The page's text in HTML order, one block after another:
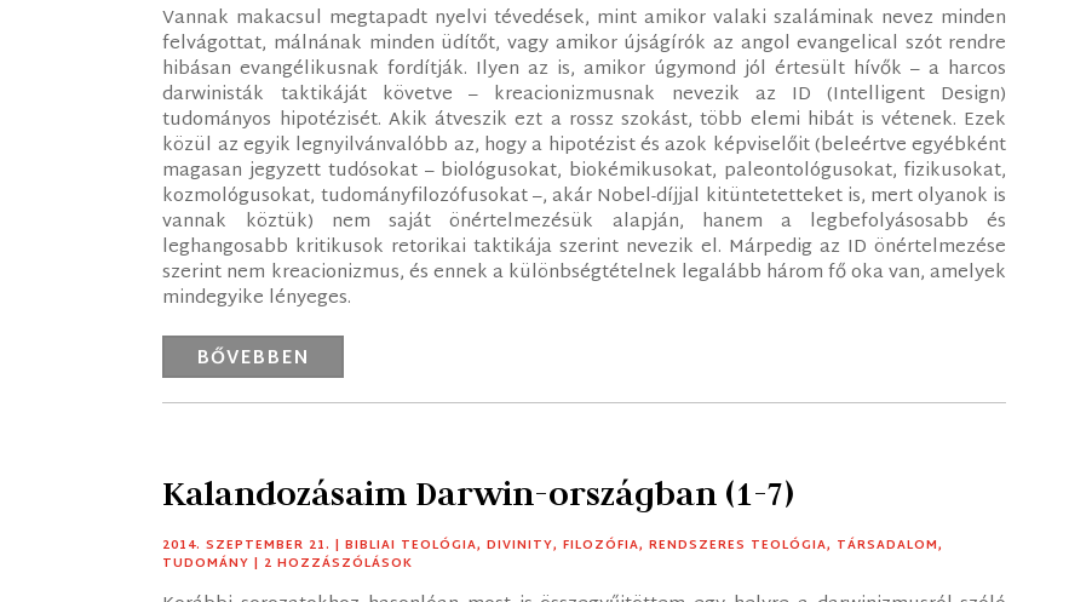
Vannak makacsul megtapadt nyelvi tévedések, mint amikor valaki szaláminak nevez minden
felvágottat, málnának minden üdítőt, vagy amikor újságírók az angol evangelical szót rendre
hibásan evangélikusnak fordítják. Ilyen az is, amikor úgymond jól értesült hívők – a harcos
darwinisták taktikáját követve – kreacionizmusnak nevezik az ID (Intelligent Design)
tudományos hipotézisét. Akik átveszik ezt a rossz szokást, több elemi hibát is vétenek. Ezek
közül az egyik legnyilvánvalóbb az, hogy a hipotézist és azok képviselőit (beleértve egyébként
magasan jegyzett tudósokat – biológusokat, biokémikusokat, paleontológusokat, fizikusokat,
kozmológusokat, tudományfilozófusokat –, akár Nobel-díjjal kitüntetetteket is, mert olyanok is
vannak köztük) nem saját önértelmezésük alapján, hanem a legbefolyásosabb és
leghangosabb kritikusok retorikai taktikája szerint nevezik el. Márpedig az ID önértelmezése
szerint nem kreacionizmus, és ennek a különbségtételnek legalább három fő oka van, amelyek
mindegyike lényeges.
BŐVEBBEN
Kalandozásaim Darwin-országban (1-7)
2014. SZEPTEMBER 21. |BIBLIAI TEOLÓGIA,DIVINITY,FILOZÓFIA,RENDSZERES TEOLÓGIA, TÁRSADALOM,
TUDOMÁNY | 2 HOZZÁSZÓLÁSOK